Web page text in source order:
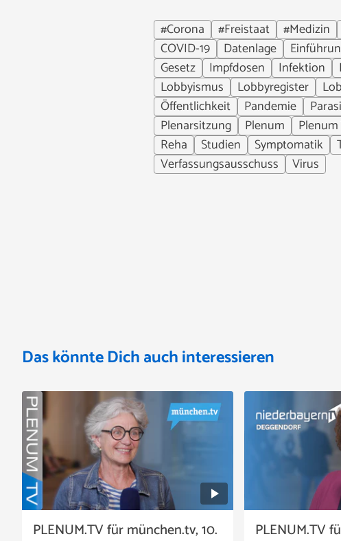
#Corona
#Freistaat #Medizin
COVID-19
Datenlage
Gesetz
Impfdosen Infektion
Lobbyismus
Lobbyregister
Öffentlichkeit
Pandemie
Plenarsitzung
Plenum
Reha
Studien Symptomatik
Verfassungsausschuss
Virus
Das könnte Dich auch interessieren
PLENUM.TV für münchen.tv, 10.
PLENUM.TV